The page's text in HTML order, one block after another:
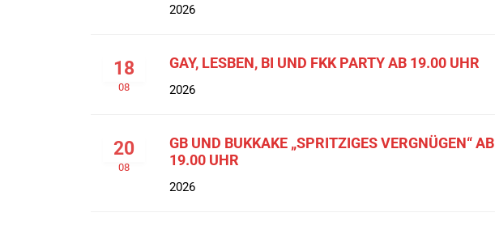
2026
18
08
GAY, LESBEN, BI UND FKK PARTY AB 19.00 UHR
2026
20
08
GB UND BUKKAKE „SPRITZIGES VERGNÜGEN“ AB
19.00 UHR
2026